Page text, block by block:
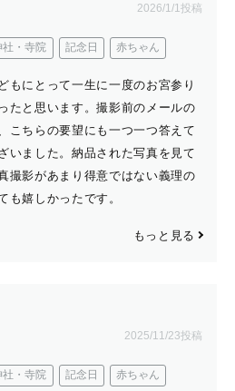
2026/1/1投稿
社・寺院 記念日 赤ちゃん
もにとって一生に一度のお宮参り
たと思います。撮影前のメールの
こちらの要望にも一つ一つ答えて
いました。納品された写真を見て
撮影があまり得意ではない義理の
も嬉しかったです。
もっと見る
2025/11/23投稿
社・寺院 記念日 赤ちゃん